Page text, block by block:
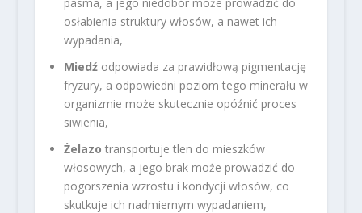
osłabienia struktury włosów, a nawet ich
wypadania,
Miedźodpowiada za prawidłową pigmentację
fryzury, a odpowiedni poziom tego minerału w
organizmie może skutecznie opóźnić proces
siwienia,
Żelazo transportuje tlen do mieszków
włosowych, a jego brak może prowadzić do
pogorszenia wzrostu i kondycji włosów, co
skutkuje ich nadmiernym wypadaniem,